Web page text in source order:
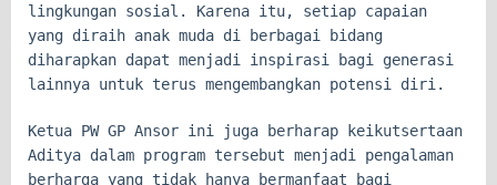
lingkungan sosial. Karena itu, setiap capaian
yang diraih anak muda di berbagai bidang
diharapkan dapat menjadi inspirasi bagi generasi
lainnya untuk terus mengembangkan potensi diri.
Ketua PW GP Ansor ini juga berharap keikutsertaan
Aditya dalam program tersebut menjadi pengalaman
berharga yang tidak hanya bermanfaat bagi